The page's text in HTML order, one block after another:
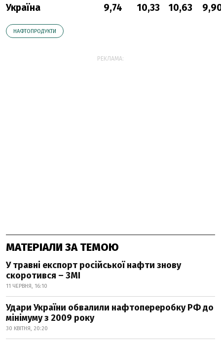
Україна 9,74 10,33 10,63
НАФТОПРОДУКТИ
РЕКЛАМА:
МАТЕРІАЛИ ЗА ТЕМОЮ
У травні експорт російської нафти знову
скоротився – ЗМІ
11 ЧЕРВНЯ, 16:10
Удари України обвалили нафтопереробку РФ до
мінімуму з 2009 року
30 КВІТНЯ, 20:20